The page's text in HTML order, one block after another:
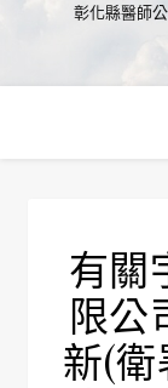
彰化縣醫師
有關
限公
新(衛